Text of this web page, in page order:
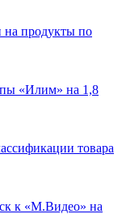
на продукты по
«Илим» на 1,8
товара
к «М.Видео» на